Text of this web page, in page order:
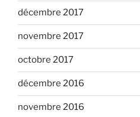
décembre 2017
novembre 2017
octobre 2017
décembre 2016
novembre 2016